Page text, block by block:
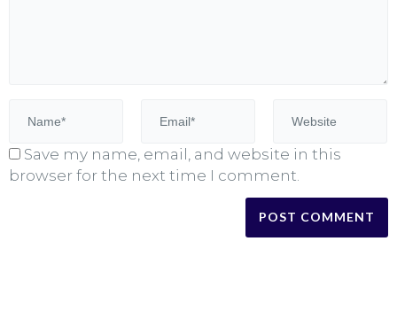
Save my name, email, and website in this
browser for the next time I comment.